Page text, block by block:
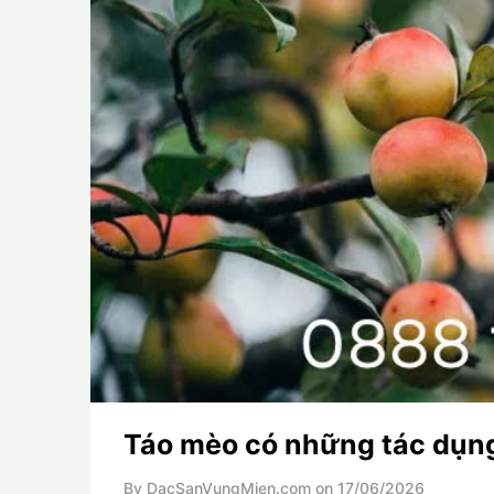
Táo mèo có những tác
By DacSanVungMien.com on 17/06/2026